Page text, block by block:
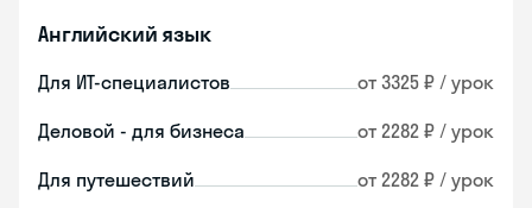
Английский язык
Для ИТ-специалистов от 3325 ₽ / урок
Деловой - для бизнеса от 2282 ₽ / урок
Для путешествий от 2282 ₽ / урок